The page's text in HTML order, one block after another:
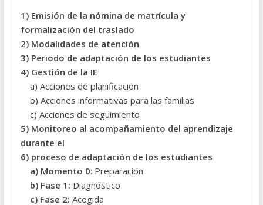
1) Emisión de la nómina de matrícula y
formalización del traslado
2) Modalidades de atención
3) Periodo de adaptación de los estudiantes
4) Gestión de la IE
a) Acciones de planificación
b) Acciones informativas para las familias
c) Acciones de seguimiento
5) Monitoreo al acompañamiento del aprendizaje
durante el
6) proceso de adaptación de los estudiantes
a) Momento 0: Preparación
b) Fase 1: Diagnóstico
c) Fase 2: Acogida